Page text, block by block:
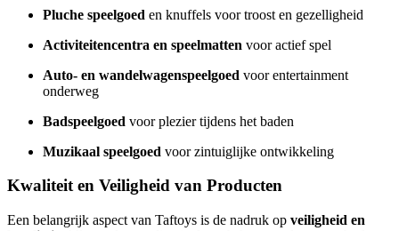
Pluche speelgoed en knuffels voor troost en gezelligheid
Activiteitencentra en speelmatten voor actief spel
Auto- en wandelwagenspeelgoed voor entertainment
onderweg
Badspeelgoed voor plezier tijdens het baden
Muzikaal speelgoed voor zintuiglijke ontwikkeling
Kwaliteit en Veiligheid van Producten
Een belangrijk aspect van Taftoys is de nadruk op veiligheid en